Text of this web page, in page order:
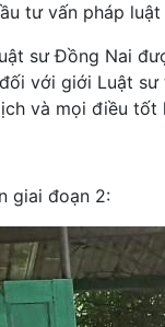
tư vấn pháp
sư Đồng Nai
với giới Luật
và mọi điều tốt
giai đoạn 2: